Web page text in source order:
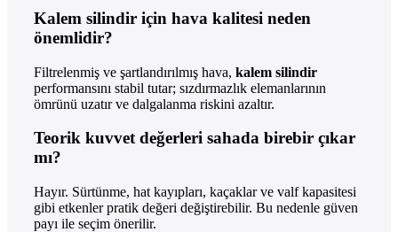
Kalem silindir için hava kalitesi neden
önemlidir?
Filtrelenmiş ve şartlandırılmış hava, kalem silindir
performansını stabil tutar; sızdırmazlık elemanlarının
ömrünü uzatır ve dalgalanma riskini azaltır.
Teorik kuvvet değerleri sahada birebir çıkar
mı?
Hayır. Sürtünme, hat kayıpları, kaçaklar ve valf kapasitesi
gibi etkenler pratik değeri değiştirebilir. Bu nedenle güven
payı ile seçim önerilir.